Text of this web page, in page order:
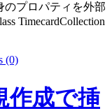
のプロパティを外部
TimecardCollection
(0)
作成で挿